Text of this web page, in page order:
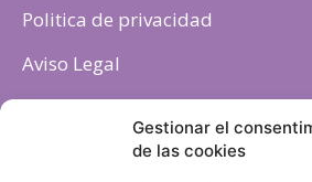
Gestionar el
de las cookies
Politica de privacidad
Aviso Legal
Política de cookies